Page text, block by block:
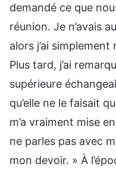
demandé ce que
réunion. Je n’avais
alors j’ai simplement
Plus tard, j’ai
supérieure
qu’elle ne le faisait
m’a vraiment mise
ne parles pas avec
mon devoir. » À